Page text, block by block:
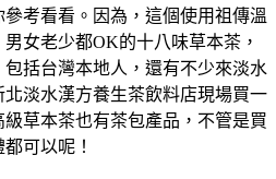
考看看。因為，這個使用祖傳溫
女老少都OK的十八味草本茶，
括台灣本地人，還有不少來淡水
淡水漢方養生茶飲料店現場買一
草本茶也有茶包產品，不管是買
可以呢！